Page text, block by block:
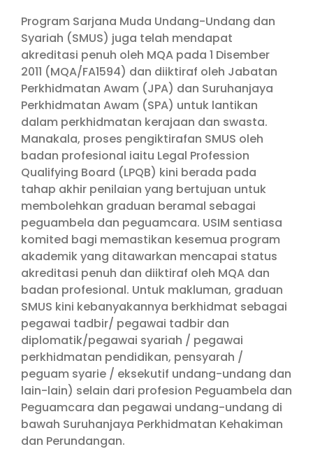
Program Sarjana Muda Undang-Undang dan
Syariah (SMUS) juga telah mendapat
akreditasi penuh oleh MQA pada 1 Disember
2011 (MQA/FA1594) dan diiktiraf oleh Jabatan
Perkhidmatan Awam (JPA) dan Suruhanjaya
Perkhidmatan Awam (SPA) untuk lantikan
dalam perkhidmatan kerajaan dan swasta.
Manakala, proses pengiktirafan SMUS oleh
badan profesional iaitu Legal Profession
Qualifying Board (LPQB) kini berada pada
tahap akhir penilaian yang bertujuan untuk
membolehkan graduan beramal sebagai
peguambela dan peguamcara. USIM sentiasa
komited bagi memastikan kesemua program
akademik yang ditawarkan mencapai status
akreditasi penuh dan diiktiraf oleh MQA dan
badan profesional. Untuk makluman, graduan
SMUS kini kebanyakannya berkhidmat sebagai
pegawai tadbir/ pegawai tadbir dan
diplomatik/pegawai syariah / pegawai
perkhidmatan pendidikan, pensyarah /
peguam syarie / eksekutif undang-undang dan
lain-lain) selain dari profesion Peguambela dan
Peguamcara dan pegawai undang-undang di
bawah Suruhanjaya Perkhidmatan Kehakiman
dan Perundangan.